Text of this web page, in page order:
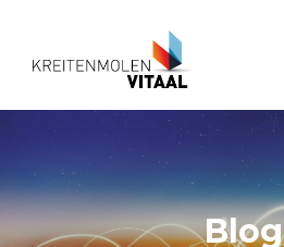
Blog